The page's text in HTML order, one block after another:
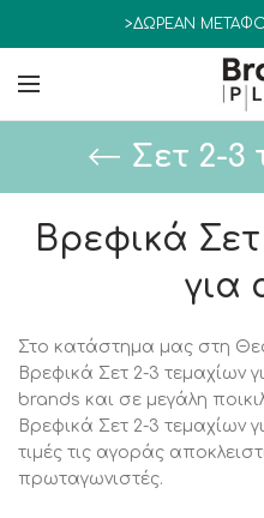
>ΔΩΡΕΑΝ
Σετ 2-3
Βρεφικά
για
Στο κατάστημα μας στη
Βρεφικά Σετ 2-3 τεμαχίων
brands και σε μεγάλη
Βρεφικά Σετ 2-3 τεμαχίων
τιμές τις αγοράς
πρωταγωνιστές.